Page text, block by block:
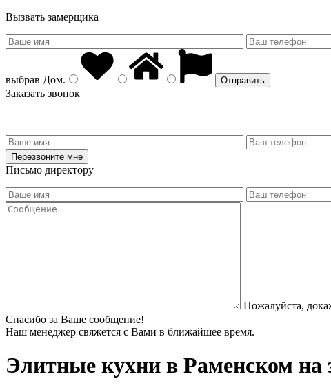
Вызвать замерщика
выбрав Дом.
Заказать звонок
Письмо директору
Пожалуйста,
Спасибо за Ваше сообщение!
Наш менеджер свяжется с Вами в ближайшее время.
Элитные кухни в Раменском на